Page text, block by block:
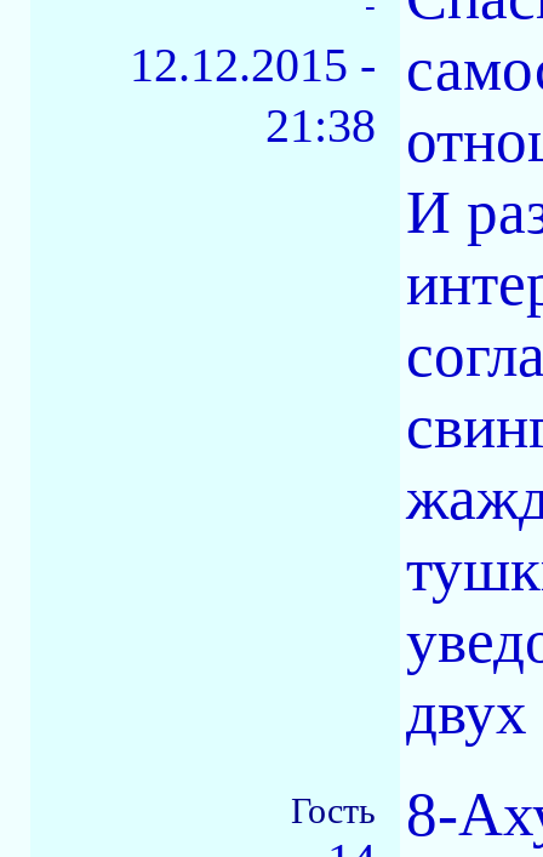
12.12.2015 -
21:38
И
Гость
8-